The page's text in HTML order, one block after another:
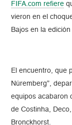
FIFA.com refiere
vieron en el
Bajos en la
El encuentro, que
Núremberg”,
equipos acabaron
de Costinha,
Bronckhorst.